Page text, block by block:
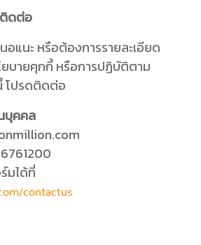
ติดต่อ
อแนะ หรือต้องการรายละเอียด
ยบายคุกกี้ หรือการปฏิบัติตาม
โปรดติดต่อ
บุคคล
มได้ที่
contactus